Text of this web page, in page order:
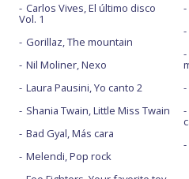
Carlos Vives, El último disco
Vol. 1
Gorillaz, The mountain
Nil Moliner, Nexo
Laura Pausini, Yo canto 2
Shania Twain, Little Miss Twain
Bad Gyal, Más cara
Melendi, Pop rock